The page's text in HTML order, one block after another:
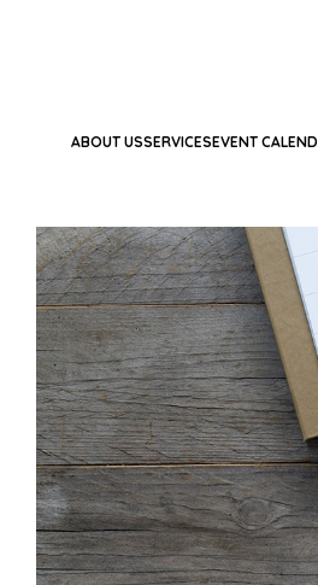
ABOUT USSERVICESEVENT